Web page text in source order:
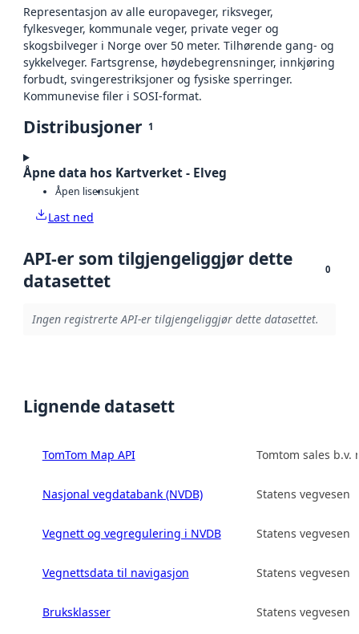
Representasjon av alle europaveger, riksveger,
fylkesveger, kommunale veger, private veger og
skogsbilveger i Norge over 50 meter. Tilhørende gang- og
sykkelveger. Fartsgrense, høydebegrensninger, innkjøring
forbudt, svingerestriksjoner og fysiske sperringer.
Kommunevise filer i SOSI-format.
Distribusjoner 1
Åpne data hos Kartverket - Elveg
Åpen lisensukjent
Last ned
API-er som tilgjengeliggjør dette
datasettet
0
Ingen registrerte API-er tilgjengeliggjør dette datasettet.
Lignende datasett
TomTom Map API Tomtom sales
Nasjonal vegdatabank (NVDB) Statens vegvesen
Vegnett og vegregulering i NVDB Statens vegvesen
Vegnettsdata til navigasjon Statens vegvesen
Bruksklasser Statens vegvesen